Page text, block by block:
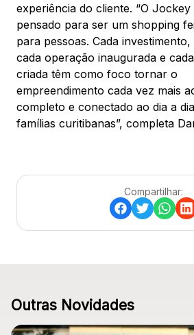
experiência do cliente. “O Jockey
pensado para ser um shopping
para pessoas. Cada investimento,
cada operação inaugurada e
criada têm como foco tornar o
empreendimento cada vez mais
completo e conectado ao dia a
famílias curitibanas”, completa
Compartilhar:
Outras Novidades